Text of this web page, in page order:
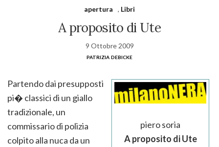
apertura , Libri
A proposito di Ute
9 Ottobre 2009
patrizia debicke
piero soria
A proposito di Ute
Partendo dai presupposti
pi� classici di un giallo
tradizionale, un
commissario di polizia
colpito alla nuca da un